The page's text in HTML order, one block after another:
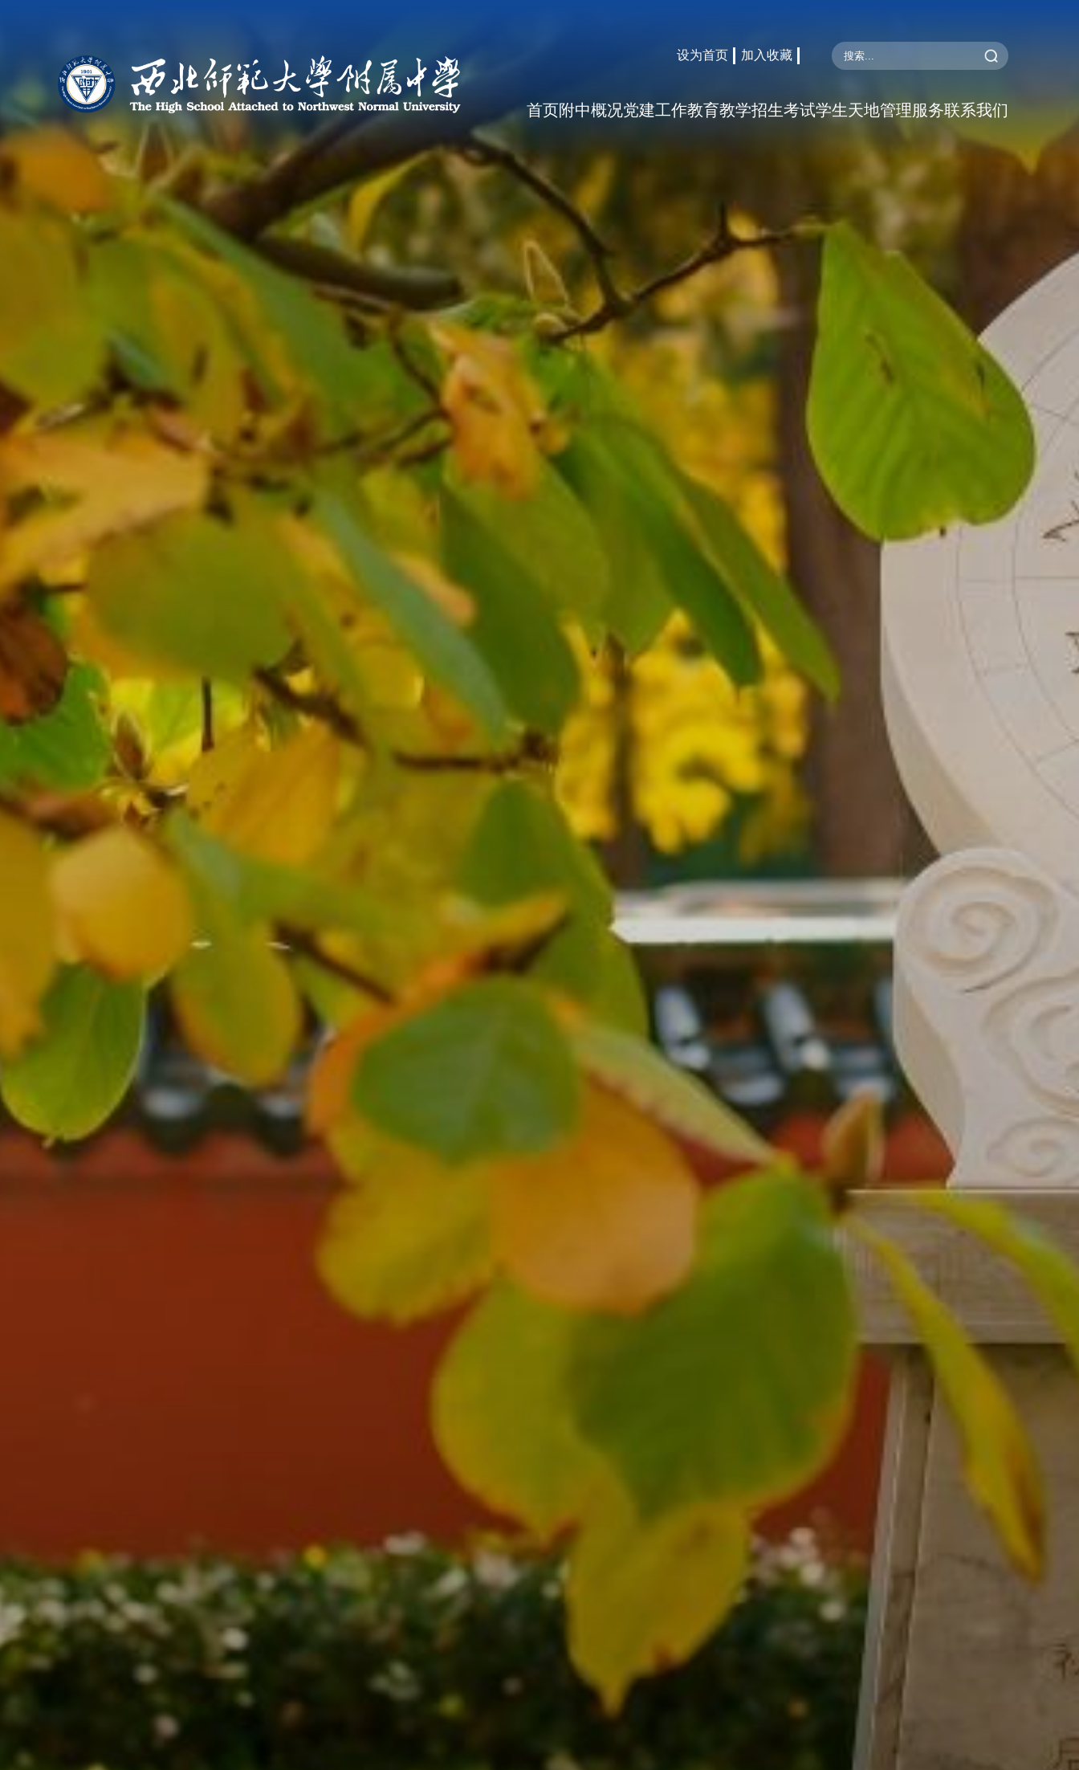
设为首页 加入收藏
首页附中概况党建工作教育教学招生考试学生天地管理服务联系我们